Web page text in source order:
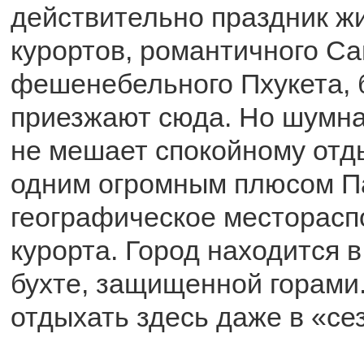
действительно праздник
курортов, романтичного
фешенебельного Пхукета,
приезжают сюда. Но
не мешает спокойному
одним огромным плюсом
географическое
курорта. Город находится
бухте, защищенной
отдыхать здесь даже в